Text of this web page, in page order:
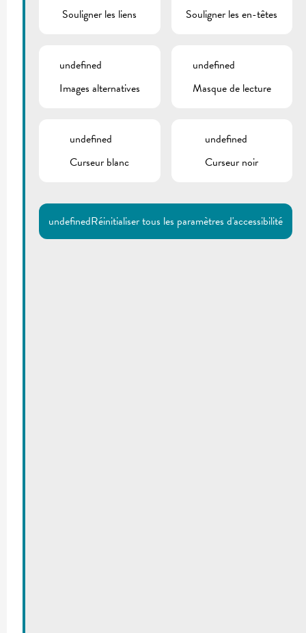
Souligner les liens
Souligner les en-têtes
undefined
Images alternatives
undefined
Masque de lecture
undefined
Curseur blanc
undefined
Curseur noir
undefinedRéinitialiser tous les paramètres d'accessibilité